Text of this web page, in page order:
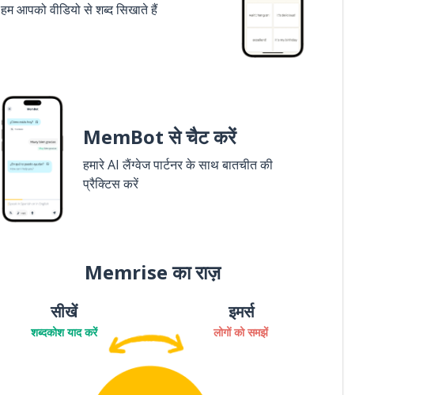
हम आपको वीडियो से शब्द सिखाते हैं
MemBot से चैट करें
हमारे AI लैंग्वेज पार्टनर के साथ बातचीत की
प्रैक्टिस करें
Memrise का राज़
सीखें
शब्दकोश याद करें
इमर्स
लोगों को समझें